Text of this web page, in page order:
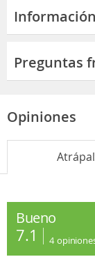
Preguntas
Opiniones
Bueno
7.1 4